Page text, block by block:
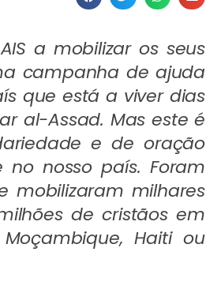
a mobilizar os seus
campanha de ajuda
que está a viver dias
al-Assad. Mas este é
e de oração
nosso país. Foram
mobilizaram milhares
de cristãos em
Haiti ou